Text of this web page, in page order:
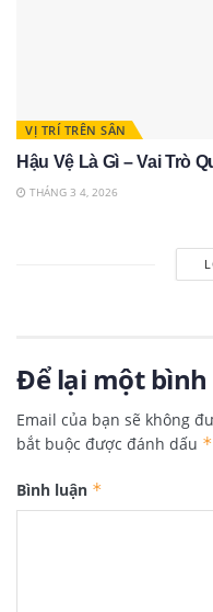
VỊ TRÍ TRÊN SÂN
Hậu Vệ Là Gì – Vai Trò
THÁNG 3 4, 2026
Để lại một
Email của bạn sẽ không
bắt buộc được đánh dấu *
Bình luận *